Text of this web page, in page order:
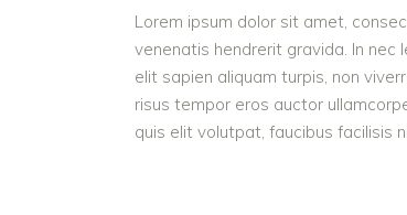
Lorem ipsum dolor sit amet,
venenatis hendrerit gravida. In nec
elit sapien aliquam turpis, non
risus tempor eros auctor
quis elit volutpat, faucibus facilisis